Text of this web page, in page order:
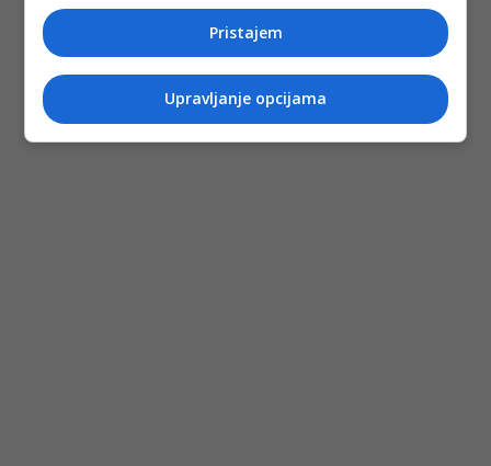
Pristajem
Upravljanje opcijama